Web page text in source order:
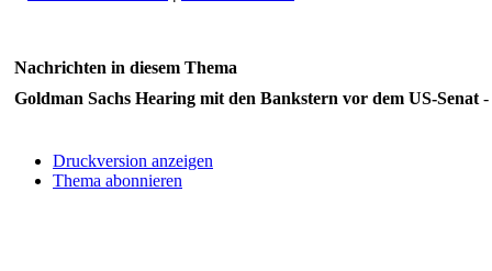
Nachrichten in diesem Thema
Goldman Sachs Hearing mit den Bankstern vor dem US-Senat
Druckversion anzeigen
Thema abonnieren